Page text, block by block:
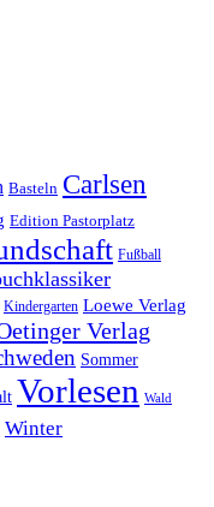
Basteln Carlsen
Edition Pastorplatz
Fußball
Kindergarten Loewe Verlag
Verlag
Sommer
Vorlesen Wald
Winter